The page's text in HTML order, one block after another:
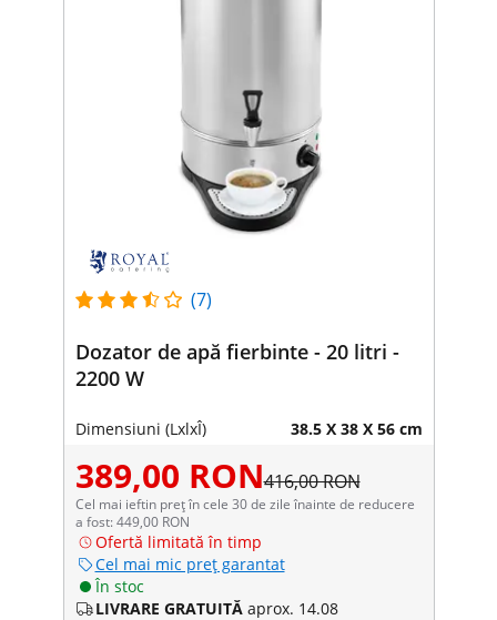
(7)
Dozator de apă fierbinte - 20 litri -
2200 W
Dimensiuni (LxlxÎ) 38.5 X 38 X 56 cm
389,00 RON416,00 RON
Cel mai ieftin preț în cele 30 de zile înainte de reducere
a fost: 449,00 RON
Ofertă limitată în timp
Cel mai mic preț garantat
În stoc
LIVRARE GRATUITĂ aprox. 14.08